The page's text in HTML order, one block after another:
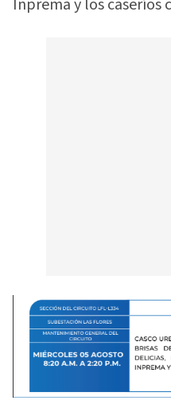
Inprema y los caseríos